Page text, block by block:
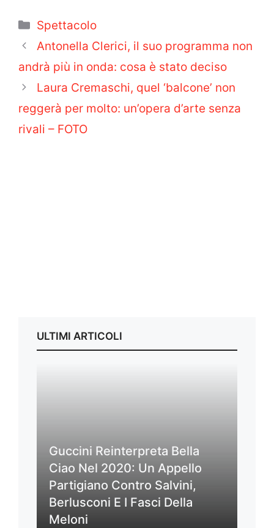
Categorie
Spettacolo
Antonella Clerici, il suo programma non
andrà più in onda: cosa è stato deciso
Laura Cremaschi, quel ‘balcone’ non
reggerà per molto: un’opera d’arte senza
rivali – FOTO
ULTIMI ARTICOLI
Guccini Reinterpreta Bella
Ciao Nel 2020: Un Appello
Partigiano Contro Salvini,
Berlusconi E I Fasci Della
Meloni